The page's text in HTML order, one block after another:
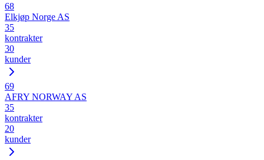
68
Elkjøp Norge AS
35
kontrakter
30
kunder
69
AFRY NORWAY AS
35
kontrakter
20
kunder